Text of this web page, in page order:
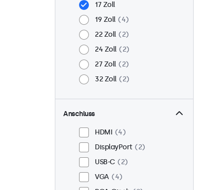
17 Zoll
19 Zoll
4
22 Zoll
2
24 Zoll
2
27 Zoll
2
32 Zoll
2
Anschluss
HDMI
4
DisplayPort
2
USB-C
2
VGA
4